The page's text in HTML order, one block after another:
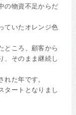
の物資不足からだ
ていたオレンジ色
ところ、顧客から
、そのまま継続し
れた年です。
タートとなりまし